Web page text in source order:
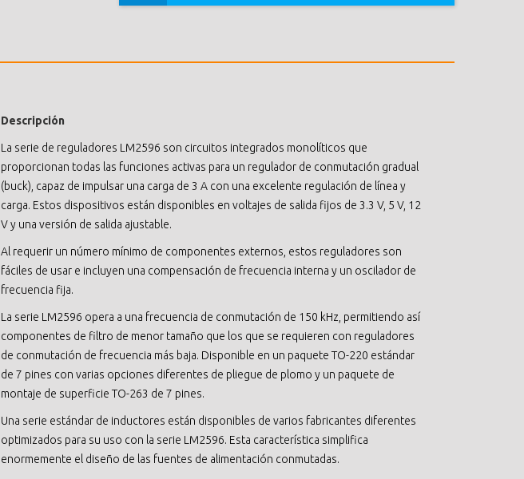
Descripción
La serie de reguladores LM2596 son circuitos integrados monolíticos que
proporcionan todas las funciones activas para un regulador de conmutación gradual
(buck), capaz de impulsar una carga de 3 A con una excelente regulación de línea y
carga. Estos dispositivos están disponibles en voltajes de salida fijos de 3.3 V, 5 V, 12
V y una versión de salida ajustable.
Al requerir un número mínimo de componentes externos, estos reguladores son
fáciles de usar e incluyen una compensación de frecuencia interna y un oscilador de
frecuencia fija.
La serie LM2596 opera a una frecuencia de conmutación de 150 kHz, permitiendo así
componentes de filtro de menor tamaño que los que se requieren con reguladores
de conmutación de frecuencia más baja. Disponible en un paquete TO-220 estándar
de 7 pines con varias opciones diferentes de pliegue de plomo y un paquete de
montaje de superficie TO-263 de 7 pines.
Una serie estándar de inductores están disponibles de varios fabricantes diferentes
optimizados para su uso con la serie LM2596. Esta característica simplifica
enormemente el diseño de las fuentes de alimentación conmutadas.